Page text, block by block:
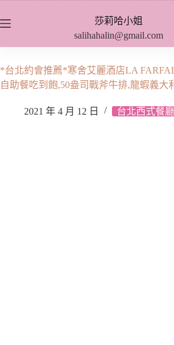
至
內
容
莎莉哈小姐
salihahalin@gmail.com
*台北約會推薦*寒舍艾麗酒店LA
自助餐吃到飽,50盎司戰斧牛排,龍蝦義大
2021 年 4 月 12 日 台北西式餐廳